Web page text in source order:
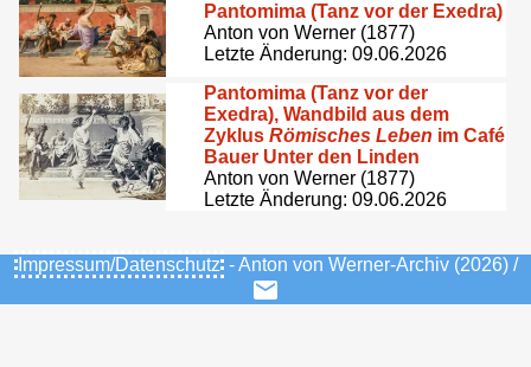
Pantomima (Tanz vor der Exedra)
Anton von Werner (1877)
Letzte Änderung: 09.06.2026
Pantomima (Tanz vor der
Exedra), Wandbild aus dem
Zyklus Römisches Leben im Café
Bauer Unter den Linden
Anton von Werner (1877)
Letzte Änderung: 09.06.2026
Impressum/Datenschutz - Anton von Werner-Archiv (2026) /